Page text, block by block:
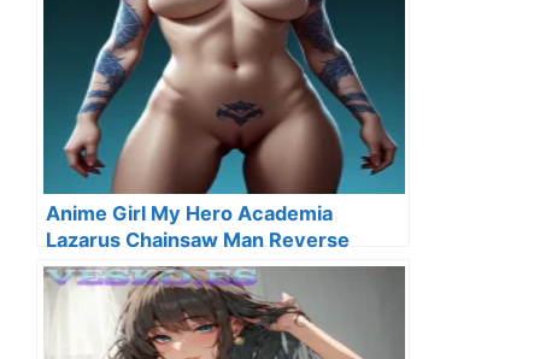
Anime Girl My Hero Academia
Lazarus Chainsaw Man Reverse
Harem